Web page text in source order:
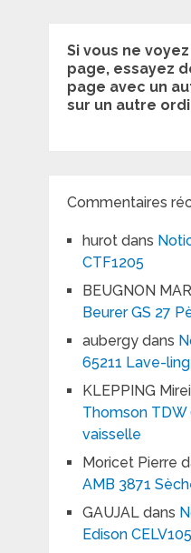
Si vous ne
page, essayez
page avec un
sur un autre
Commentaires
hurotdans
CTF1205
BEUGNON
Beurer GS 27
aubergydans
65211 Lave-
KLEPPING
Thomson
vaisselle
Moricet Pierre
AMB 3871
GAUJALdans
Edison